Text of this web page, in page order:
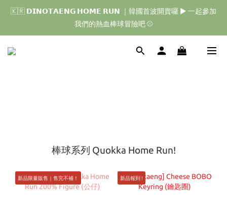
🇰🇷 𝗗𝗜𝗡𝗢𝗧𝗔𝗘𝗡𝗚 𝗛𝗢𝗠𝗘 𝗥𝗨𝗡 ｜韓國首波開賣囉 ▶ 一起參加
我們的熱血棒球冒險吧 ⚾️
🇰🇷 𝗗𝗜𝗡𝗢𝗧𝗔𝗘𝗡𝗚 𝗛𝗢𝗠𝗘 𝗥𝗨𝗡 ｜韓國首波開賣囉 ▶ 一起參加
我們的熱血棒球冒險吧 ⚾️
🇯🇵 𝗗𝗜𝗡𝗢𝗧𝗔𝗘𝗡𝗚 𝗢𝗡𝗘 𝗠𝗢𝗥𝗘 𝗕𝗜𝗧𝗘｜日本限時接單中
棒球系列 Quokka Home Run!
新品限量販售｜售完不補！ 新品報到 !